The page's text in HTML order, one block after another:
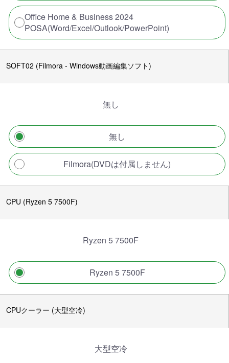
Office Home & Business 2024
POSA(Word/Excel/Outlook/PowerPoint)
SOFT02 (Filmora - Windows動画編集ソフト)
無し
無し
Filmora(DVDは付属しません)
CPU (Ryzen 5 7500F)
Ryzen 5 7500F
Ryzen 5 7500F
CPUクーラー (大型空冷)
大型空冷